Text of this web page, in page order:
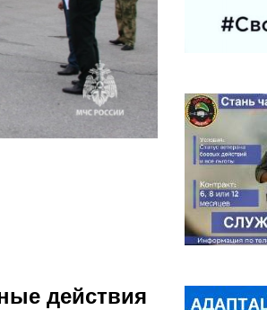
действия